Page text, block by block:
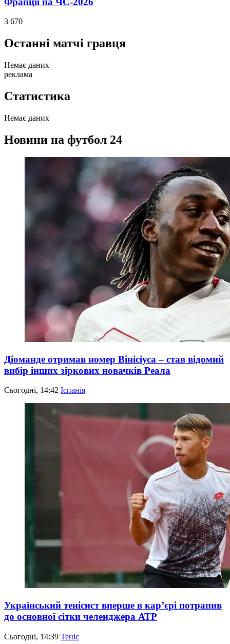
3 670
Останні матчі гравця
Немає даних
реклама
Статистика
Немає даних
Новини на футбол 24
Діоманде отримав номер Вінісіуса – став відомий
вибір інших зіркових новачків Реала
Сьогодні, 14:42 Іспанія
Український тенісист вперше в кар’єрі потрапив
до основної сітки челенджера АТР
Сьогодні, 14:39 Теніс